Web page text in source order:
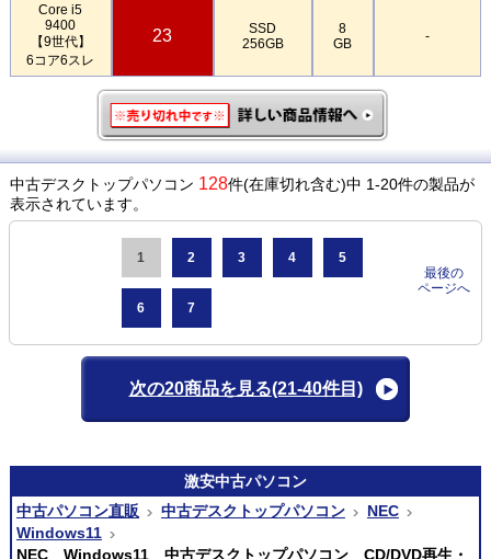
Core i5
9400
【9世代】
6コア6スレ
23
SSD
256GB
8
GB
-
中古デスクトップパソコン 128件(在庫切れ含む)中 1-20件の製品が
表示されています。
1 2 3 4 5
6 7
最後の
ページへ
次の20商品を見る(21-40件目)
激安中古パソコン
中古パソコン直販
中古デスクトップパソコン
NEC
Windows11
NEC Windows11 中古デスクトップパソコン CD/DVD再生・